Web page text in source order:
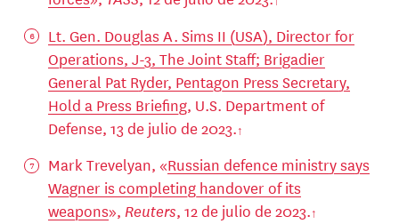
Lt. Gen. Douglas A. Sims II (USA), Director for
Operations, J-3, The Joint Staff; Brigadier
General Pat Ryder, Pentagon Press Secretary,
Hold a Press Briefing, U.S. Department of
Defense, 13 de julio de 2023.
Mark Trevelyan, «Russian defence ministry says
Wagner is completing handover of its
weapons», Reuters, 12 de julio de 2023.